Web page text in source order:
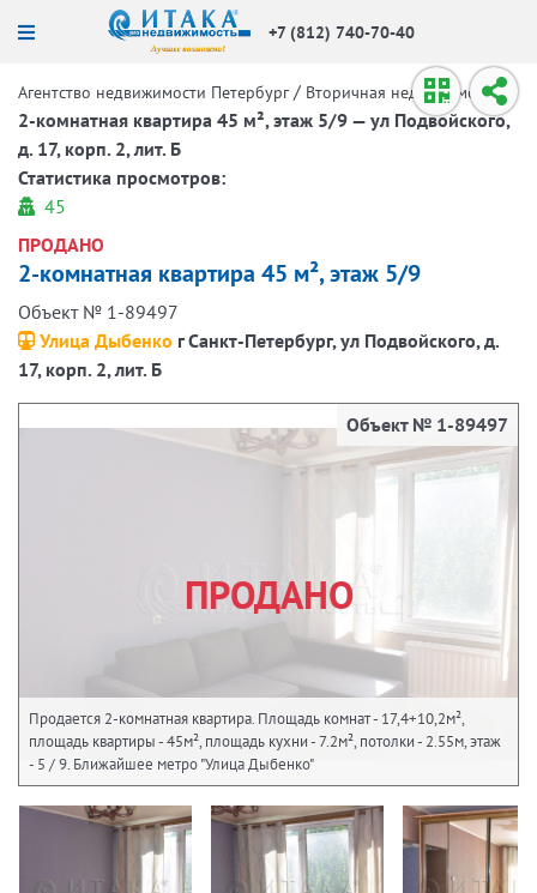
+7 (812) 740-70-40
Агентство недвижимости Петербург / Вторичная недвижимость /
2-комнатная квартира 45 м², этаж 5/9 — ул Подвойского,
д. 17, корп. 2, лит. Б
Статистика просмотров:
45
ПРОДАНО
2-комнатная квартира 45 м², этаж 5/9
Объект № 1-89497
Улица Дыбенко г Санкт-Петербург, ул Подвойского, д.
17, корп. 2, лит. Б
ПРОДАНО
Объект № 1-89497
Продается 2-комнатная квартира. Площадь комнат - 17,4+10,2м²,
площадь квартиры - 45м², площадь кухни - 7.2м², потолки - 2.55м, этаж
- 5 / 9. Ближайшее метро "Улица Дыбенко"